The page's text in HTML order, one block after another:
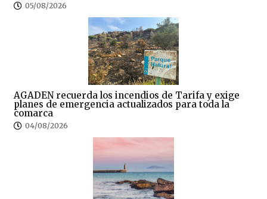
05/08/2026
AGADEN recuerda los incendios de Tarifa y exige
planes de emergencia actualizados para toda la
comarca
04/08/2026